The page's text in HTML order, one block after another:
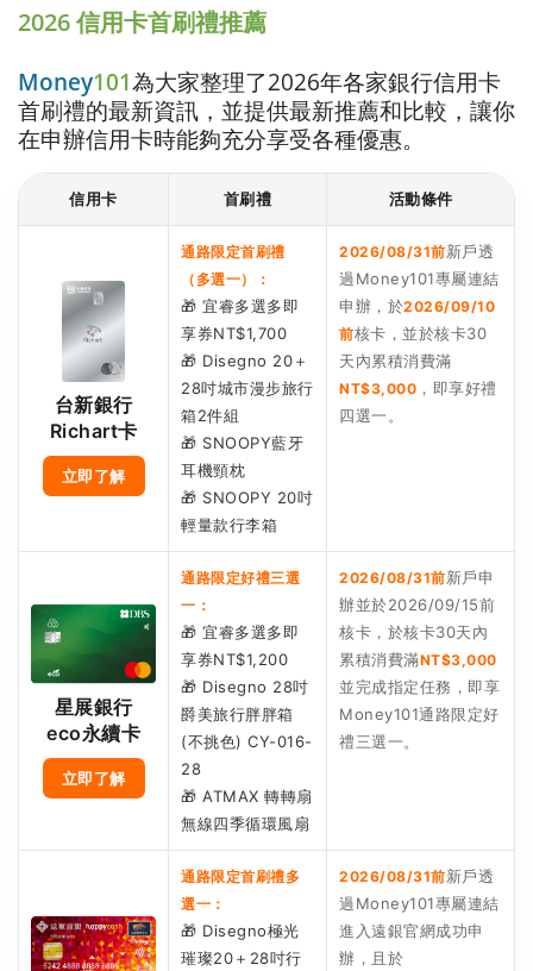
2026 信用卡首刷禮推薦
Money101為大家整理了2026年各家銀行信用卡
首刷禮的最新資訊，並提供最新推薦和比較，讓你
在申辦信用卡時能夠充分享受各種優惠。
信用卡 首刷禮 活動條件
台新銀行
Richart卡
立即了解
通路限定首刷禮
（多選一）：
🎁 宜睿多選多即
享券NT$1,700
🎁 Disegno 20＋
28吋城市漫步旅行
箱2件組
🎁 SNOOPY藍牙
耳機頸枕
🎁 SNOOPY 20吋
輕量款行李箱
2026/08/31前新戶透
過Money101專屬連結
申辦，於2026/09/10
前核卡，並於核卡30
天內累積消費滿
NT$3,000 ，即享好禮
四選一。
星展銀行
eco永續卡
立即了解
通路限定好禮三選
一：
🎁 宜睿多選多即
享券NT$1,200
🎁 Disegno 28吋
爵美旅行胖胖箱
(不挑色) CY-016-
28
🎁 ATMAX 轉轉扇
無線四季循環風扇
2026/08/31前新戶申
辦並於2026/09/15前
核卡，於核卡30天內
累積消費滿NT$3,000
並完成指定任務，即享
Money101通路限定好
禮三選一。
通路限定首刷禮多
選一：
🎁 Disegno極光
璀璨20＋28吋行
2026/08/31前新戶透
過Money101專屬連結
進入遠銀官網成功申
辦，且於